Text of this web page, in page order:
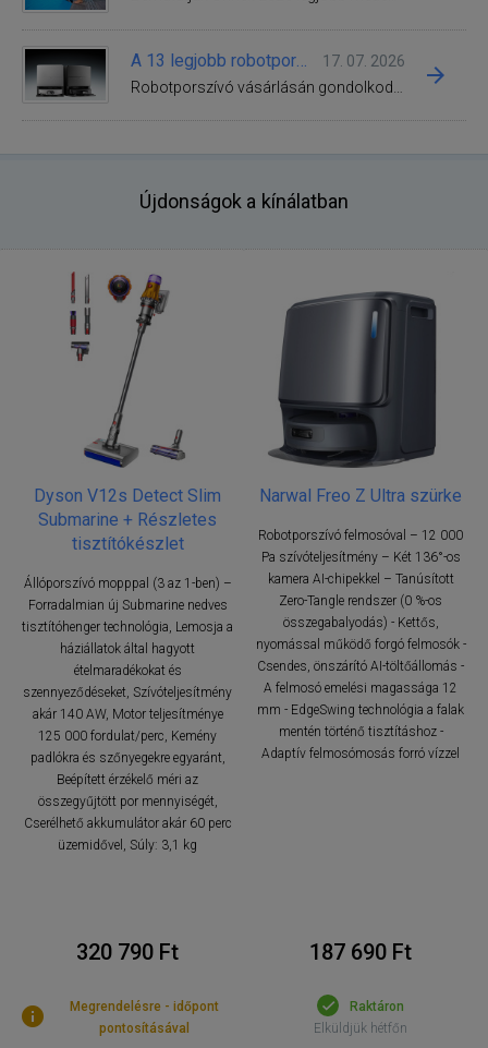
A 13 legjobb robotporszívó 2026 | Teszt, vélemények
17. 07. 2026
Robotporszívó vásárlásán gondolkodik, de nem tudja, melyik modellt válassza? Akkor a legjobb helyen jár! Blogunkon elkészítettük Önnek a 2026-os év legjobb robotporszívóit bemutató útmutatónkat, minden árkategóriát érintve.
Újdonságok a kínálatban
Dyson V12s Detect Slim
Submarine + Részletes
tisztítókészlet
Állóporszívó mopppal (3 az 1-ben) –
Forradalmian új Submarine nedves
tisztítóhenger technológia, Lemosja a
háziállatok által hagyott
ételmaradékokat és
szennyeződéseket, Szívóteljesítmény
akár 140 AW, Motor teljesítménye
125 000 fordulat/perc, Kemény
padlókra és szőnyegekre egyaránt,
Beépített érzékelő méri az
összegyűjtött por mennyiségét,
Cserélhető akkumulátor akár 60 perc
üzemidővel, Súly: 3,1 kg
320 790 Ft
Megrendelésre - időpont
pontosításával
Narwal Freo Z Ultra szürke
Robotporszívó felmosóval – 12 000
Pa szívóteljesítmény – Két 136°-os
kamera AI-chipekkel – Tanúsított
Zero-Tangle rendszer (0 %-os
összegabalyodás) - Kettős,
nyomással működő forgó felmosók -
Csendes, önszárító AI-töltőállomás -
A felmosó emelési magassága 12
mm - EdgeSwing technológia a falak
mentén történő tisztításhoz -
Adaptív felmosómosás forró vízzel
187 690 Ft
Raktáron
Elküldjük hétfőn